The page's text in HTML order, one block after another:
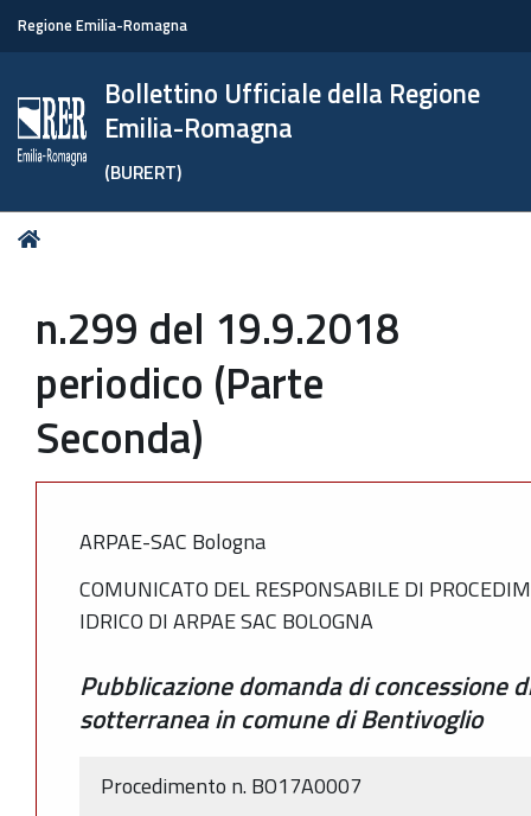
Regione Emilia-Romagna
Bollettino Ufficiale della Regione
Emilia-Romagna
(BURERT)
Tu
n.299 del 19.9.2018
periodico (Parte
Seconda)
ARPAE-SAC Bologna
COMUNICATO DEL RESPONSABILE DI
IDRICO DI ARPAE SAC BOLOGNA
Pubblicazione domanda di concessione
sotterranea in comune di Bentivoglio
Procedimento n. BO17A0007